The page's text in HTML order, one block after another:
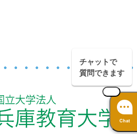
チャットで
質問できます
Chat